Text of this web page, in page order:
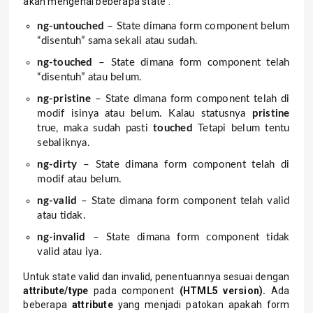
ng-untouched – State dimana form component belum
“disentuh” sama sekali atau sudah.
ng-touched
– State dimana form component telah
“disentuh” atau belum.
ng-pristine– State dimana form component telah di
modif isinya atau belum. Kalau statusnya pristine
true, maka sudah pastitouched
Tetapi belum tentu
sebaliknya.
ng-dirty – State dimana form component telah di
modif atau belum.
ng-valid
– State dimana form component telah valid
atau tidak.
ng-invalid
– State dimana form component tidak
valid atau iya.
Untuk state valid dan invalid, penentuannya sesuai dengan
attribute/type pada component (HTML5 version). Ada
beberapa attributeyang menjadi patokan apakah form